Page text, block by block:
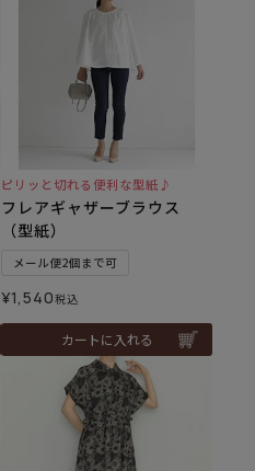
ピリッと切れる便利な型紙♪
フレアギャザーブラウス
（型紙）
メール便2個まで可
¥1,540税込
カートに入れる